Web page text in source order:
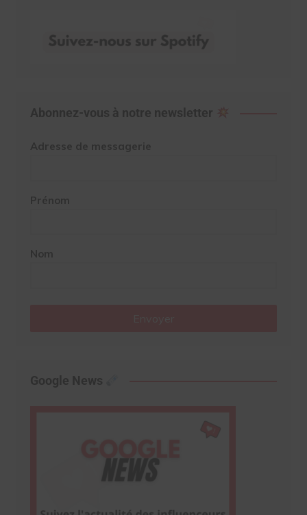
Abonnez-vous à notre newsletter
Adresse de messagerie
Prénom
Nom
Google News